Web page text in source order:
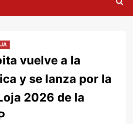
vuelve a la
y se lanza por la
2026 de la